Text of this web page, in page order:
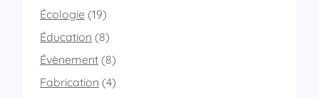
Écologie (19)
Éducation (8)
Évènement (8)
Fabrication (4)